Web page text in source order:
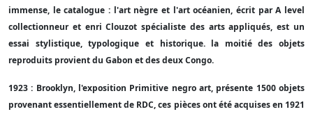
immense, le catalogue : l'art nègre et l'art océanien, écrit par A level
collectionneur et enri Clouzot spécialiste des arts appliqués, est un
essai stylistique, typologique et historique. la moitié des objets
reproduits provient du Gabon et des deux Congo.
1923 : Brooklyn, l'exposition Primitive negro art, présente 1500 objets
provenant essentiellement de RDC, ces pièces ont été acquises en 1921